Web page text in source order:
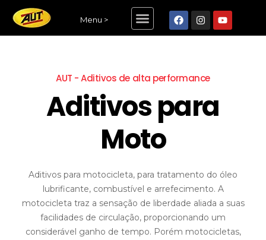
Menu >
AUT - Aditivos de alta performance
Aditivos para
Moto
Aditivos para motocicleta, para tratamento do óleo
lubrificante, combustível e arrefecimento. A
motocicleta traz a sensação de liberdade aliada a suas
facilidades de circulação, proporcionando um
considerável ganho de tempo. Porém motocicletas,